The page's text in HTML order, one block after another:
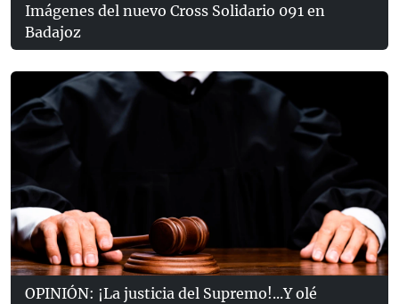
Imágenes del nuevo Cross Solidario 091 en
Badajoz
OPINIÓN: ¡La justicia del Supremo!...Y olé